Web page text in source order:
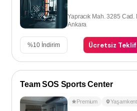
Yapracık Mah. 3285
Ankara
%10 İndirim Ücretsiz Teklif
Team SOS Sports Center
Premium Yaşamkent